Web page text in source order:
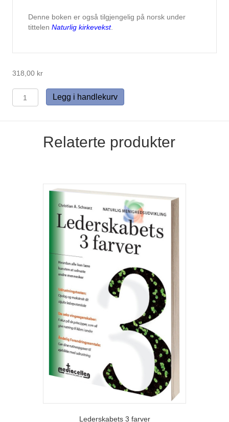
Denne boken er også tilgjengelig på norsk under
tittelen Naturlig kirkevekst.
318,00 kr
Church
Legg i handlekurv
Relaterte produkter
Lederskabets 3 farver